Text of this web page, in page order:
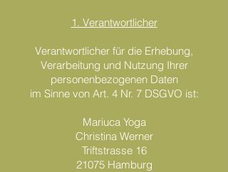
1. Verantwortlicher
Verantwortlicher für die Erhebung,
Verarbeitung und Nutzung Ihrer
personenbezogenen Daten
im Sinne von Art. 4 Nr. 7 DSGVO ist:
Mariuca Yoga
Christina Werner
Triftstrasse 16
21075 Hamburg